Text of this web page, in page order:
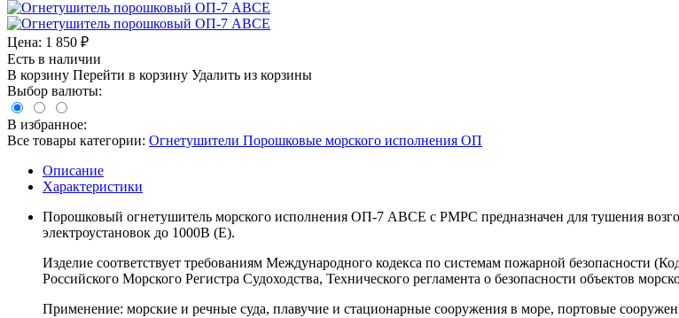
Цена: 1 850 ₽
Есть в наличии
В корзину Перейти в корзину Удалить из корзины
Выбор валюты:
В избранное:
Все товары категории: Огнетушители Порошковые морского исполнения ОП
Описание
Характеристики
Порошковый огнетушитель морского исполнения ОП-7 АВСЕ с РМРС предназначен для тушения
электроустановок до 1000В (Е).
Изделие соответствует требованиям Международного кодекса по системам пожарной
Российского Морского Регистра Судоходства, Технического регламента о безопасности объектов
Применение: морские и речные суда, плавучие и стационарные сооружения в море, портовые